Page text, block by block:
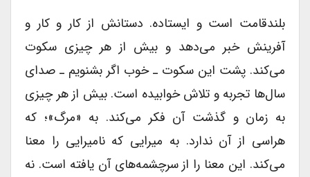
بلندقامت است و ایستاده. دستانش از کار و کار و
آفرینش خبر می‌دهد و بیش از هر چیزى سکوت
می‌کند. پشت این سکوت ـ خوب اگر بشنویم ـ صداى
سال‌ها تجربه و تلاش خوابیده است. بیش از هر چیزى
به زمان و گذشت آن فکر می‌کند. به «مرگ»؛ که
هراسى از آن ندارد. به میرایى که نامیرایى را معنا
می‌کند. این معنا را از سرچشمه‌های آن یافته است. نه